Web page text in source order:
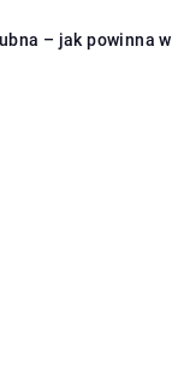
– jak powinna